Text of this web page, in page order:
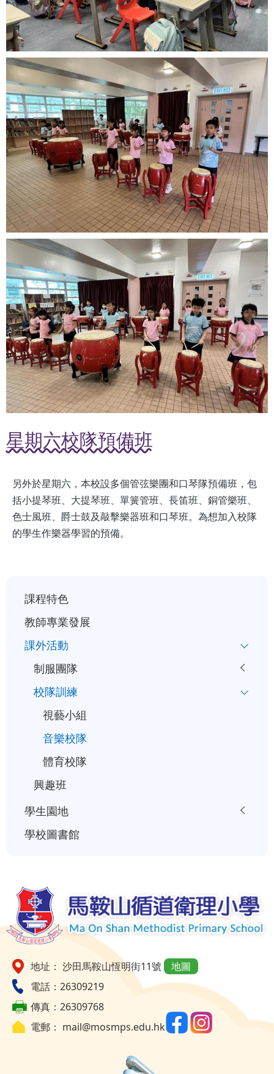
星期六校隊預備班
另外於星期六，本校設多個管弦樂團和口琴隊預備班，包
括小提琴班、大提琴班、單簧管班、長笛班、銅管樂班、
色士風班、爵士鼓及敲擊樂器班和口琴班。為想加入校隊
的學生作樂器學習的預備。
課程特色
教師專業發展
課外活動
制服團隊
校隊訓練
視藝小組
音樂校隊
體育校隊
興趣班
學生園地
學校圖書館
地址： 沙田馬鞍山恆明街11號
地圖
電話：26309219
傳真：26309768
電郵： mail@mosmps.edu.hk